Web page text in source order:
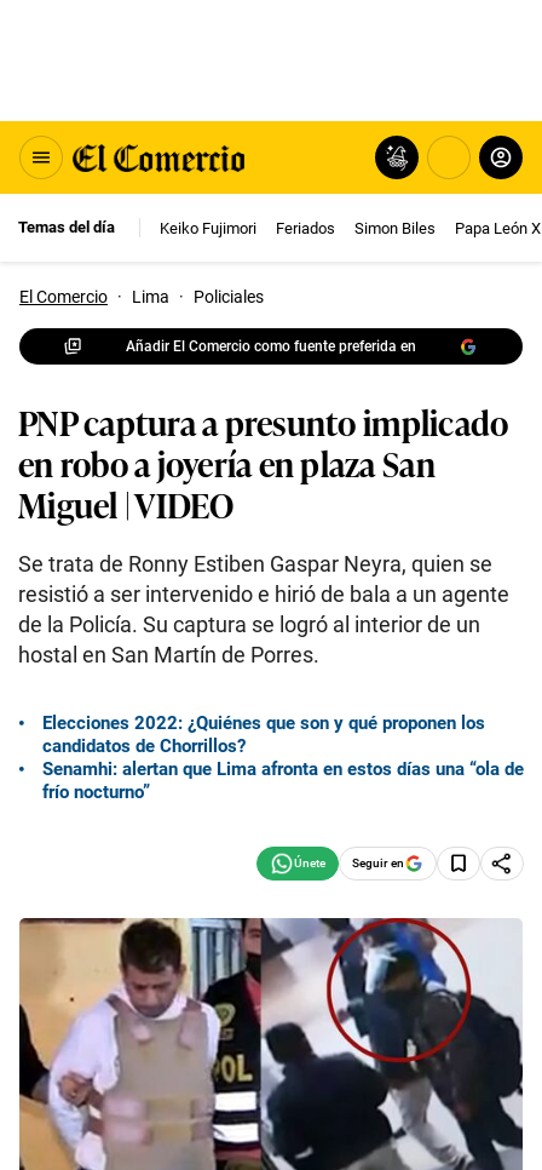
Temas del día Keiko Fujimori Feriados Simon Biles Papa León
El Comercio · Lima · Policiales
Añadir El Comercio como fuente preferida en
PNP captura a presunto implicado
en robo a joyería en plaza San
Miguel | VIDEO
Se trata de Ronny Estiben Gaspar Neyra, quien se
resistió a ser intervenido e hirió de bala a un agente
de la Policía. Su captura se logró al interior de un
hostal en San Martín de Porres.
Elecciones 2022: ¿Quiénes que son y qué proponen los
candidatos de Chorrillos?
Senamhi: alertan que Lima afronta en estos días una “ola de
frío nocturno”
Seguir en